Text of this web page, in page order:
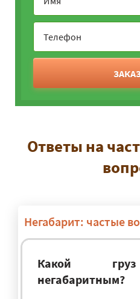
Ответы на
Негабарит: частые
Какой
негабаритным?